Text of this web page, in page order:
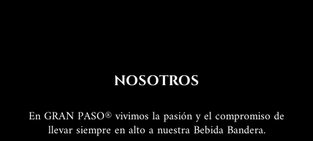
NOSOTROS
En GRAN PASO® vivimos la pasión y el compromiso de
llevar siempre en alto a nuestra Bebida Bandera.